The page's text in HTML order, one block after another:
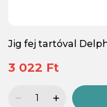
Jig fej tartóval
3 022 Ft